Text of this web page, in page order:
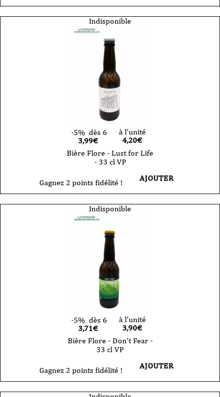
Indisponible
-5% dès 6
3,99€
à l'unité
4,20€
Bière Flore - Lust for Life
- 33 cl VP
Gagnez 2 points fidélité ! AJOUTER
Indisponible
-5% dès 6
3,71€
à l'unité
3,90€
Bière Flore - Don't Fear -
33 cl VP
Gagnez 2 points fidélité ! AJOUTER